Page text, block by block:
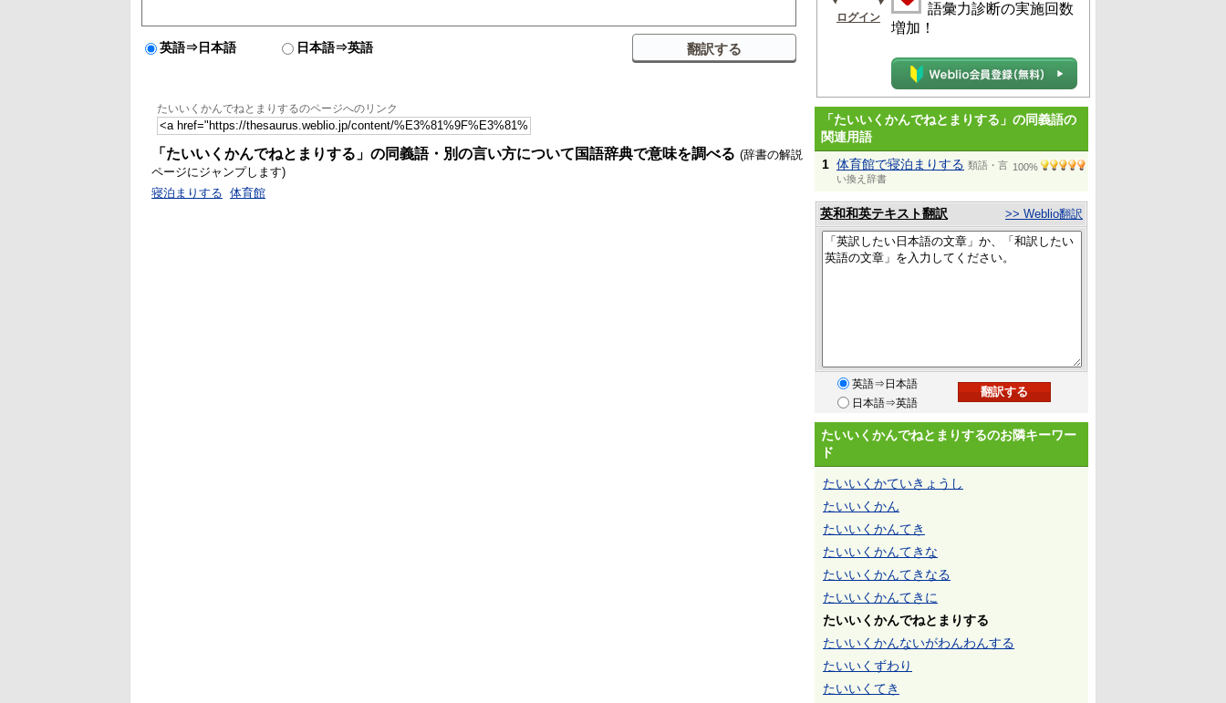
英語⇒日本語 日本語⇒英語
たいいくかんでねとまりするのページへのリンク
「たいいくかんでねとまりする」の同義語・別の言い方について国語辞典で意味を調べる (辞書の解説
ページにジャンプします)
寝泊まりする 体育館
ログイン
語彙力診断の実施回数
増加！
「たいいくかんでねとまりする」の同義語の
関連用語
1 体育館で寝泊まりする 類語・言
い換え辞書
100%
英和和英テキスト翻訳 >> Weblio翻訳
英語⇒日本語
日本語⇒英語
たいいくかんでねとまりするのお隣キーワー
ド
たいいくかていきょうし
たいいくかん
たいいくかんてき
たいいくかんてきな
たいいくかんてきなる
たいいくかんてきに
たいいくかんでねとまりする
たいいくかんないがわんわんする
たいいくずわり
たいいくてき